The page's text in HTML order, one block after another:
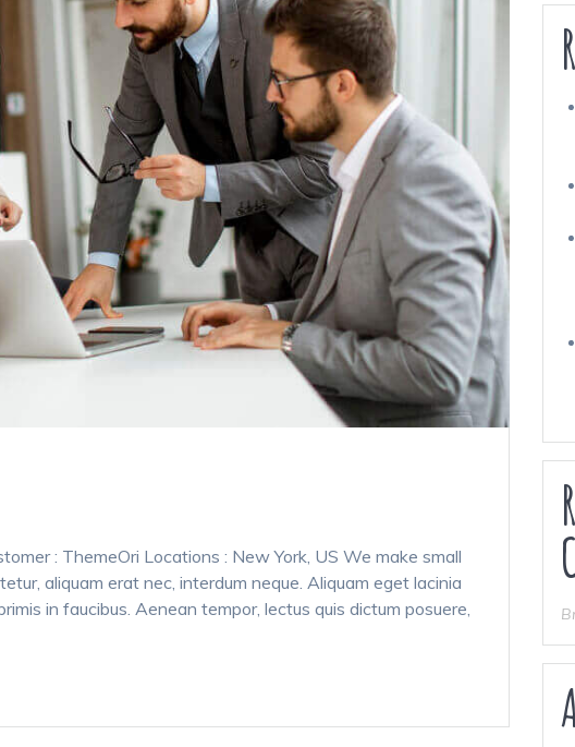
: ThemeOri Locations : New York, US We make small
aliquam erat nec, interdum neque. Aliquam eget lacinia
in faucibus. Aenean tempor, lectus quis dictum posuere,